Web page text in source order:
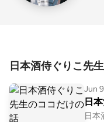
日本酒侍ぐりこ先
Jun
日
日本